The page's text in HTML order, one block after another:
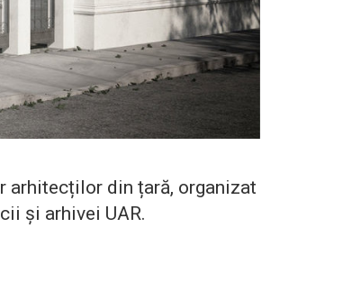
arhitecților din țară, organizat
și arhivei UAR.